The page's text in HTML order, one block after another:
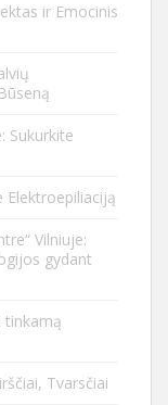
ir Emocinis
Sukurkite
Elektroepiliaciją
Vilniuje:
gydant
tinkamą
Tvarsčiai